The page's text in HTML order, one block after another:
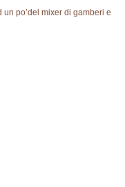
po’del mixer di gamberi e